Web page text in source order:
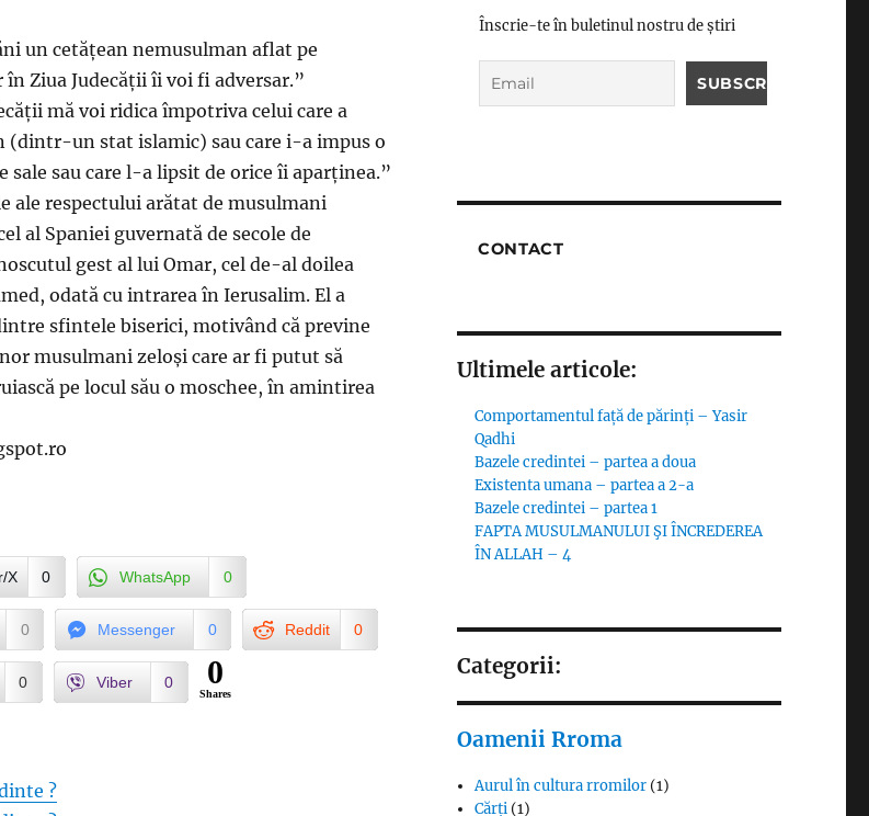
un cetățean nemusulman aflat pe
Ziua Judecății îi voi fi adversar.”
mă voi ridica împotriva celui care a
un stat islamic) sau care i-a impus o
sau care l-a lipsit de orice îi aparținea.”
ale respectului arătat de musulmani
al Spaniei guvernată de secole de
gest al lui Omar, cel de-al doilea
odată cu intrarea în Ierusalim. El a
sfintele biserici, motivând că previne
musulmani zeloși care ar fi putut să
pe locul său o moschee, în amintirea
X 0 WhatsApp 0
0 Messenger 0 Reddit 0
0 Viber 0 0
Shares
?
Înscrie-te în buletinul nostru de știri
CONTACT
Ultimele articole:
Comportamentul față de părinți – Yasir
Qadhi
Bazele credintei – partea a doua
Existenta umana – partea a 2-a
Bazele credintei – partea 1
FAPTA MUSULMANULUI ŞI ÎNCREDEREA
ÎN ALLAH – 4
Categorii:
Oamenii Rroma
Aurul în cultura rromilor (1)
Cărți (1)